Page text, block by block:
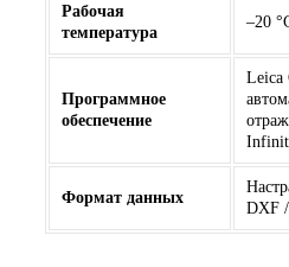
Рабочая
температура
–20
Программное
обеспечение
Leica
Формат данных
DXF